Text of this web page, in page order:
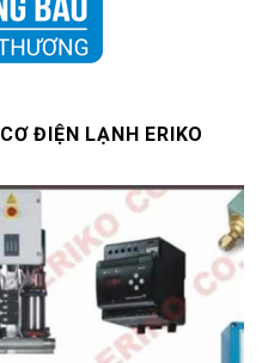
ĐIỆN LẠNH ERIKO